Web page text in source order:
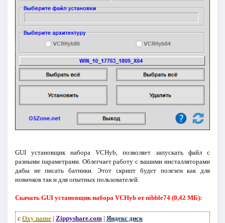
GUI установщик набора VCHyb, позволяет запускать файл с
разными параметрами. Облегчает работу с вашими инсталляторами
дабы не писать батники. Этот скрипт будет полезен как для
новичков так и для опытных пользователей.
Скачать GUI установщик набора VCHyb от nibble74 (0,42 МБ):
с Oxy name| Zippyshare.com | Яндекс диск